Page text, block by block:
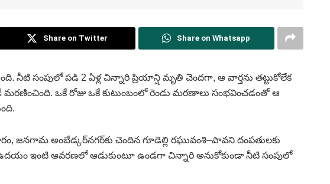
Share on Twitter Share on Whatsapp
సంపులో పడి 2 ఏళ్ల చిన్నారి ప్రియాన్షి మృతి చెందగా, ఆ వార్తను తట్టుకోలేక
ఒకే రోజు ఒకే కుటుంబంలో రెండు మరణాలు సంభవించడంతో ఆ
జనగామ అంబేడ్కర్‌నగర్‌కు చెందిన గూడెల్లి రఘువంశి–పావని దంపతులకు
ఉదయం ఇంటి ఆవరణలో ఆడుకుంటూ ఉండగా చిన్నారి అనుకోకుండా నీటి సంపులో